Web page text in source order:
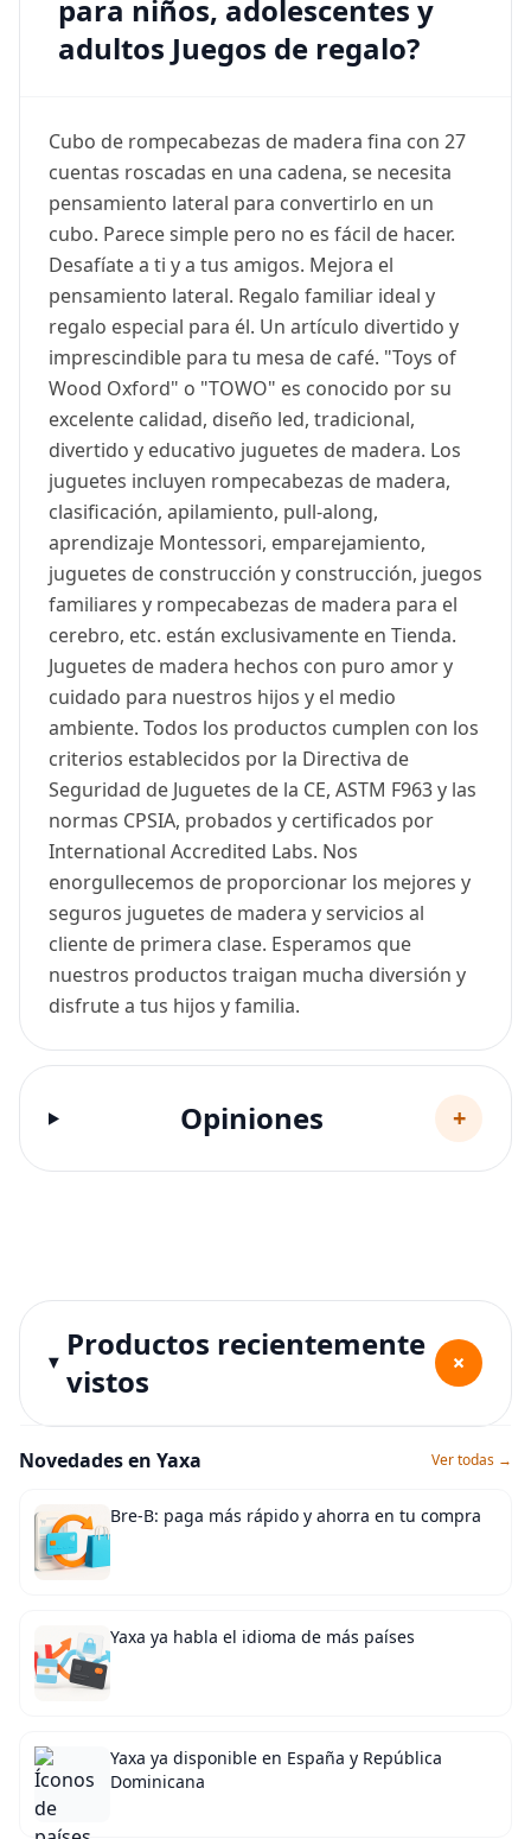
para niños, adolescentes y
adultos Juegos de regalo?
Cubo de rompecabezas de madera fina con 27
cuentas roscadas en una cadena, se necesita
pensamiento lateral para convertirlo en un
cubo. Parece simple pero no es fácil de hacer.
Desafíate a ti y a tus amigos. Mejora el
pensamiento lateral. Regalo familiar ideal y
regalo especial para él. Un artículo divertido y
imprescindible para tu mesa de café. "Toys of
Wood Oxford" o "TOWO" es conocido por su
excelente calidad, diseño led, tradicional,
divertido y educativo juguetes de madera. Los
juguetes incluyen rompecabezas de madera,
clasificación, apilamiento, pull-along,
aprendizaje Montessori, emparejamiento,
juguetes de construcción y construcción, juegos
familiares y rompecabezas de madera para el
cerebro, etc. están exclusivamente en Tienda.
Juguetes de madera hechos con puro amor y
cuidado para nuestros hijos y el medio
ambiente. Todos los productos cumplen con los
criterios establecidos por la Directiva de
Seguridad de Juguetes de la CE, ASTM F963 y las
normas CPSIA, probados y certificados por
International Accredited Labs. Nos
enorgullecemos de proporcionar los mejores y
seguros juguetes de madera y servicios al
cliente de primera clase. Esperamos que
nuestros productos traigan mucha diversión y
disfrute a tus hijos y familia.
Opiniones +
Productos recientemente
vistos
+
Novedades en Yaxa Ver todas →
Bre-B: paga más rápido y ahorra en tu compra
Yaxa ya habla el idioma de más países
Yaxa ya disponible en España y República
Dominicana